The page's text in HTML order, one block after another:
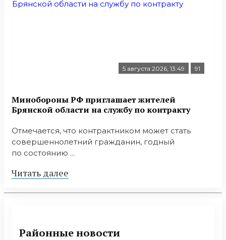
5 августа 2026, 13:49 91
Минобoроны РФ приглaшaет житeлeй
Брянской области на службу по контракту
Отмечается, что контрактником может стать
совершеннолетний гражданин, годный
по состоянию ...
Читать далее
Районные новости